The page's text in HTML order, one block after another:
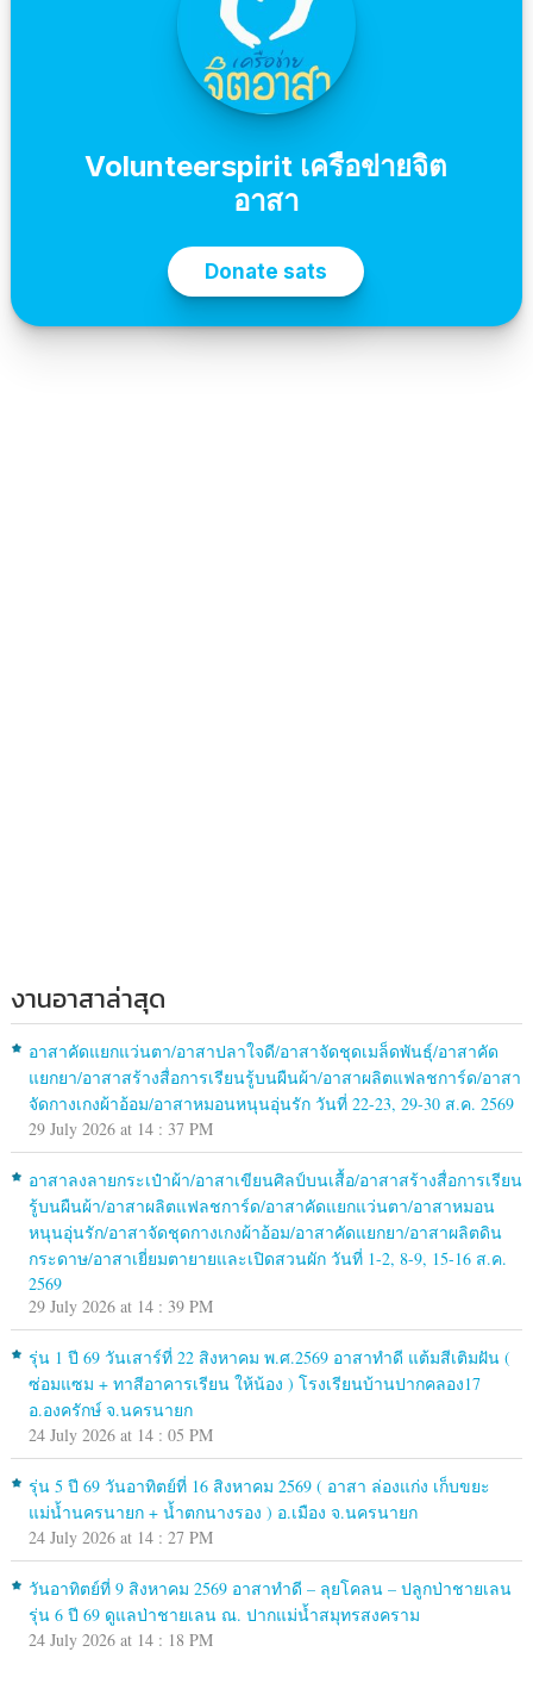
งานอาสาล่าสุด
อาสาคัดแยกแว่นตา/อาสาปลาใจดี/อาสาจัดชุดเมล็ดพันธุ์/อาสาคัด
แยกยา/อาสาสร้างสื่อการเรียนรู้บนผืนผ้า/อาสาผลิตแฟลชการ์ด/อาสา
จัดกางเกงผ้าอ้อม/อาสาหมอนหนุนอุ่นรัก วันที่ 22-23, 29-30 ส.ค. 2569
29 July 2026 at 14 : 37 PM
อาสาลงลายกระเป๋าผ้า/อาสาเขียนศิลป์บนเสื้อ/อาสาสร้างสื่อการเรียน
รู้บนผืนผ้า/อาสาผลิตแฟลชการ์ด/อาสาคัดแยกแว่นตา/อาสาหมอน
หนุนอุ่นรัก/อาสาจัดชุดกางเกงผ้าอ้อม/อาสาคัดแยกยา/อาสาผลิตดิน
กระดาษ/อาสาเยี่ยมตายายและเปิดสวนผัก วันที่ 1-2, 8-9, 15-16 ส.ค.
2569
29 July 2026 at 14 : 39 PM
รุ่น 1 ปี 69 วันเสาร์ที่ 22 สิงหาคม พ.ศ.2569 อาสาทำดี แต้มสีเติมฝัน (
ซ่อมแซม + ทาสีอาคารเรียน ให้น้อง ) โรงเรียนบ้านปากคลอง17
อ.องครักษ์ จ.นครนายก
24 July 2026 at 14 : 05 PM
รุ่น 5 ปี 69 วันอาทิตย์ที่ 16 สิงหาคม 2569 ( อาสา ล่องแก่ง เก็บขยะ
แม่น้ำนครนายก + น้ำตกนางรอง ) อ.เมือง จ.นครนายก
24 July 2026 at 14 : 27 PM
วันอาทิตย์ที่ 9 สิงหาคม 2569 อาสาทำดี – ลุยโคลน – ปลูกป่าชายเลน
รุ่น 6 ปี 69 ดูแลป่าชายเลน ณ. ปากแม่น้ำสมุทรสงคราม
24 July 2026 at 14 : 18 PM